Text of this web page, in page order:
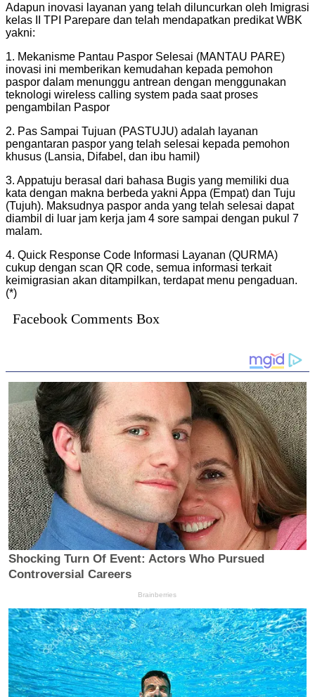
Adapun inovasi layanan yang telah diluncurkan oleh Imigrasi
kelas II TPI Parepare dan telah mendapatkan predikat WBK
yakni:
1. Mekanisme Pantau Paspor Selesai (MANTAU PARE)
inovasi ini memberikan kemudahan kepada pemohon
paspor dalam menunggu antrean dengan menggunakan
teknologi wireless calling system pada saat proses
pengambilan Paspor
2. Pas Sampai Tujuan (PASTUJU) adalah layanan
pengantaran paspor yang telah selesai kepada pemohon
khusus (Lansia, Difabel, dan ibu hamil)
3. Appatuju berasal dari bahasa Bugis yang memiliki dua
kata dengan makna berbeda yakni Appa (Empat) dan Tuju
(Tujuh). Maksudnya paspor anda yang telah selesai dapat
diambil di luar jam kerja jam 4 sore sampai dengan pukul 7
malam.
4. Quick Response Code Informasi Layanan (QURMA)
cukup dengan scan QR code, semua informasi terkait
keimigrasian akan ditampilkan, terdapat menu pengaduan.
(*)
Facebook Comments Box